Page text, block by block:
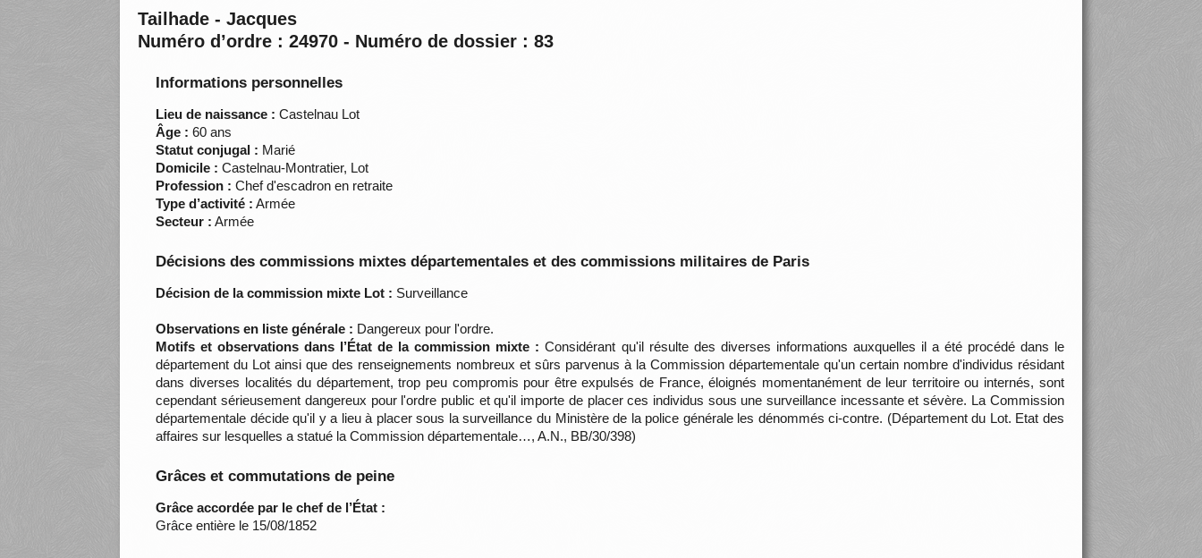
Tailhade - Jacques
Numéro d’ordre : 24970 - Numéro de dossier : 83
Informations personnelles
Lieu de naissance : Castelnau Lot
Âge : 60 ans
Statut conjugal : Marié
Domicile : Castelnau-Montratier, Lot
Profession : Chef d'escadron en retraite
Type d’activité : Armée
Secteur : Armée
Décisions des commissions mixtes départementales et des commissions militaires de Paris
Décision de la commission mixte Lot : Surveillance
Observations en liste générale : Dangereux pour l'ordre.
Motifs et observations dans l’État de la commission mixte : Considérant qu'il résulte des diverses informations auxquelles il a été procédé dans le
département du Lot ainsi que des renseignements nombreux et sûrs parvenus à la Commission départementale qu'un certain nombre d'individus résidant
dans diverses localités du département, trop peu compromis pour être expulsés de France, éloignés momentanément de leur territoire ou internés, sont
cependant sérieusement dangereux pour l'ordre public et qu'il importe de placer ces individus sous une surveillance incessante et sévère. La Commission
départementale décide qu'il y a lieu à placer sous la surveillance du Ministère de la police générale les dénommés ci-contre. (Département du Lot. Etat des
affaires sur lesquelles a statué la Commission départementale…, A.N., BB/30/398)
Grâces et commutations de peine
Grâce accordée par le chef de l’État :
Grâce entière le 15/08/1852